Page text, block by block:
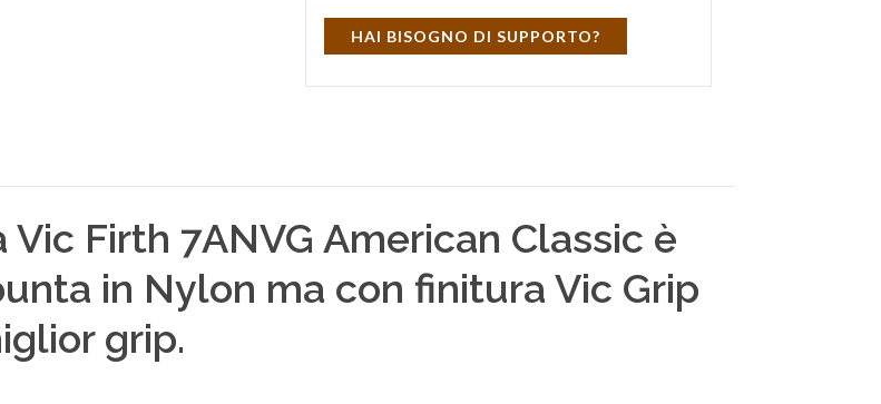
HAI BISOGNO DI SUPPORTO?
Firth 7ANVG American Classic è
in Nylon ma con finitura Vic Grip
grip.